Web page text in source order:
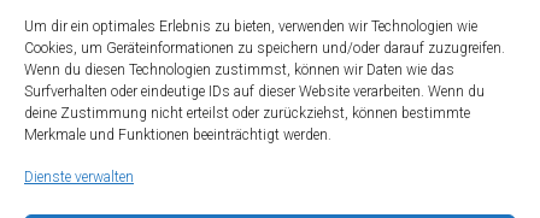
Um dir ein optimales Erlebnis zu bieten, verwenden wir Technologien wie
Cookies, um Geräteinformationen zu speichern und/oder darauf zuzugreifen.
Wenn du diesen Technologien zustimmst, können wir Daten wie das
Surfverhalten oder eindeutige IDs auf dieser Website verarbeiten. Wenn du
deine Zustimmung nicht erteilst oder zurückziehst, können bestimmte
Merkmale und Funktionen beeinträchtigt werden.
Dienste verwalten